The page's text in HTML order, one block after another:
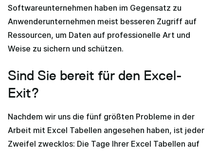
Softwareunternehmen haben im Gegensatz zu
Anwenderunternehmen meist besseren Zugriff auf
Ressourcen, um Daten auf professionelle Art und
Weise zu sichern und schützen.
Sind Sie bereit für den Excel-
Exit?
Nachdem wir uns die fünf größten Probleme in der
Arbeit mit Excel Tabellen angesehen haben, ist jeder
Zweifel zwecklos: Die Tage Ihrer Excel Tabellen auf